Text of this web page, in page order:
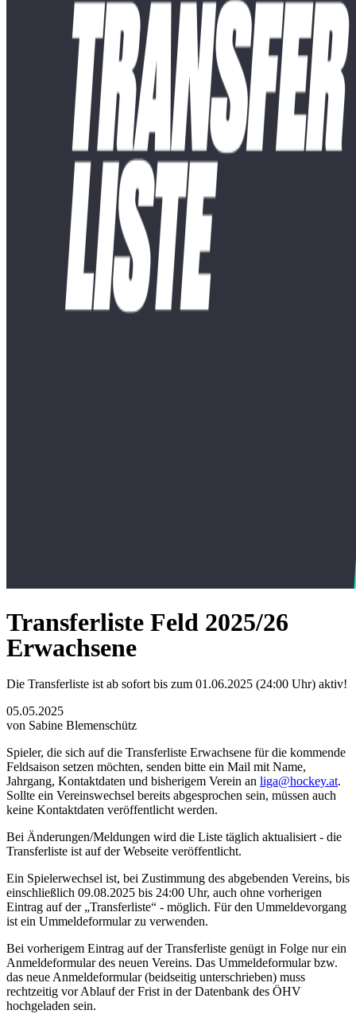
Transferliste Feld 2025/26
Erwachsene
Die Transferliste ist ab sofort bis zum 01.06.2025 (24:00 Uhr) aktiv!
05.05.2025
von Sabine Blemenschütz
Spieler, die sich auf die Transferliste Erwachsene für die kommende
Feldsaison setzen möchten, senden bitte ein Mail mit Name,
Jahrgang, Kontaktdaten und bisherigem Verein an liga@hockey.at.
Sollte ein Vereinswechsel bereits abgesprochen sein, müssen auch
keine Kontaktdaten veröffentlicht werden.
Bei Änderungen/Meldungen wird die Liste täglich aktualisiert - die
Transferliste ist auf der Webseite veröffentlicht.
Ein Spielerwechsel ist, bei Zustimmung des abgebenden Vereins, bis
einschließlich 09.08.2025 bis 24:00 Uhr, auch ohne vorherigen
Eintrag auf der „Transferliste“ - möglich. Für den Ummeldevorgang
ist ein Ummeldeformular zu verwenden.
Bei vorherigem Eintrag auf der Transferliste genügt in Folge nur ein
Anmeldeformular des neuen Vereins. Das Ummeldeformular bzw.
das neue Anmeldeformular (beidseitig unterschrieben) muss
rechtzeitig vor Ablauf der Frist in der Datenbank des ÖHV
hochgeladen sein.